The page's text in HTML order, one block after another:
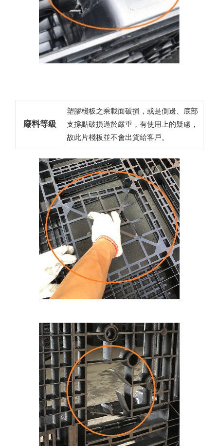
廢料等級
塑膠棧板之乘載面破損，或是側邊、底部
支撐點破損過於嚴重，有使用上的疑慮，
故此片棧板並不會出貨給客戶。